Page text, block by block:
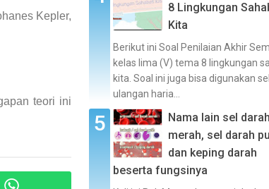
Kepler,
teori ini
8 Lingkungan
Kita
Berikut ini Soal Penilaian Akhir
kelas lima (V) tema 8 lingkungan
kita. Soal ini juga bisa digunakan
ulangan haria...
Nama lain sel darah
merah, sel darah
dan keping darah
beserta fungsinya